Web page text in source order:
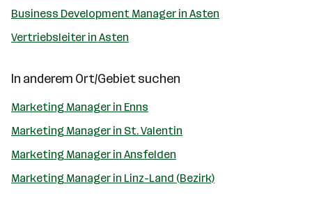
Business Development Manager in Asten
Vertriebsleiter in Asten
In anderem Ort/Gebiet suchen
Marketing Manager in Enns
Marketing Manager in St. Valentin
Marketing Manager in Ansfelden
Marketing Manager in Linz-Land (Bezirk)